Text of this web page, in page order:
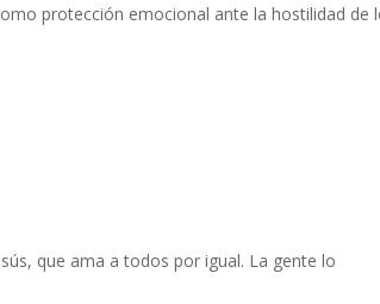
protección emocional ante la hostilidad de
que ama a todos por igual. La gente lo